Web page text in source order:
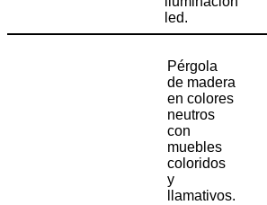
led.
Pérgola
de madera
en colores
neutros
con
muebles
coloridos
y
llamativos.